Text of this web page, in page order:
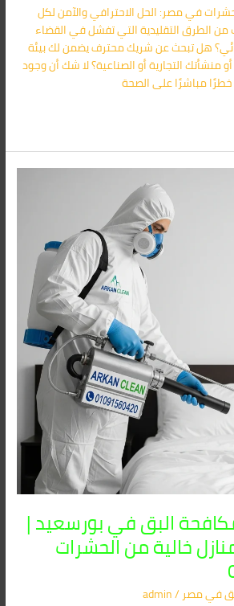
في مصر: الحل الاحترافي والآمن لكل
الطرق التقليدية التي تفشل في القضاء
هل تبحث عن شريك محترف يضمن لك بيئة
منشأتك التجارية أو الصناعية؟ لا شك أن وجود
مباشرًا على الصحة
البق في بورسعيد |
خالية من الحشرات
في مصر/
admin